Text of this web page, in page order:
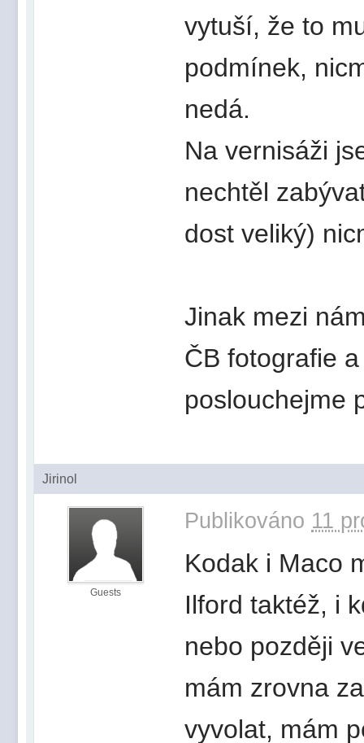
vytuší, že to
podmínek,
nedá.
Na vernisáži
nechtěl
dost veliký)
Jinak mezi
ČB fotografie
poslouchejme
Jirinol
Guests
Publikováno 11
Kodak i Maco
Ilford taktéž, i
nebo později
mám zrovna
vyvolat, mám